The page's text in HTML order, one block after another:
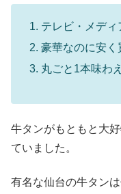
テレビ・メデ
豪華なのに安く
丸ごと1本味わ
牛タンがもともと大
ていました。
有名な仙台の牛タン